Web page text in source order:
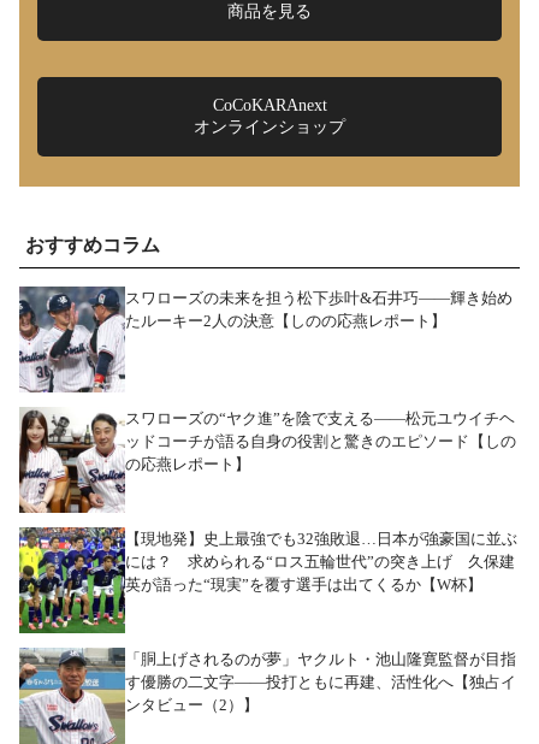
商品を見る
CoCoKARAnext
オンラインショップ
おすすめコラム
スワローズの未来を担う松下歩叶&石井巧――輝き始め
たルーキー2人の決意【しのの応燕レポート】
スワローズの“ヤク進”を陰で支える――松元ユウイチヘ
ッドコーチが語る自身の役割と驚きのエピソード【しの
の応燕レポート】
【現地発】史上最強でも32強敗退…日本が強豪国に並ぶ
には？ 求められる“ロス五輪世代”の突き上げ 久保建
英が語った“現実”を覆す選手は出てくるか【W杯】
「胴上げされるのが夢」ヤクルト・池山隆寛監督が目指
す優勝の二文字――投打ともに再建、活性化へ【独占イ
ンタビュー（2）】